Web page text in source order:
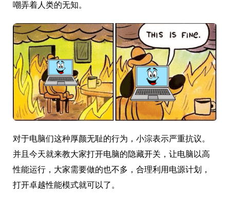
嘲弄着人类的无知。
对于电脑们这种厚颜无耻的行为，小淙表示严重抗议。
并且今天就来教大家打开电脑的隐藏开关，让电脑以高
性能运行，大家需要做的也不多，合理利用电源计划，
打开卓越性能模式就可以了。